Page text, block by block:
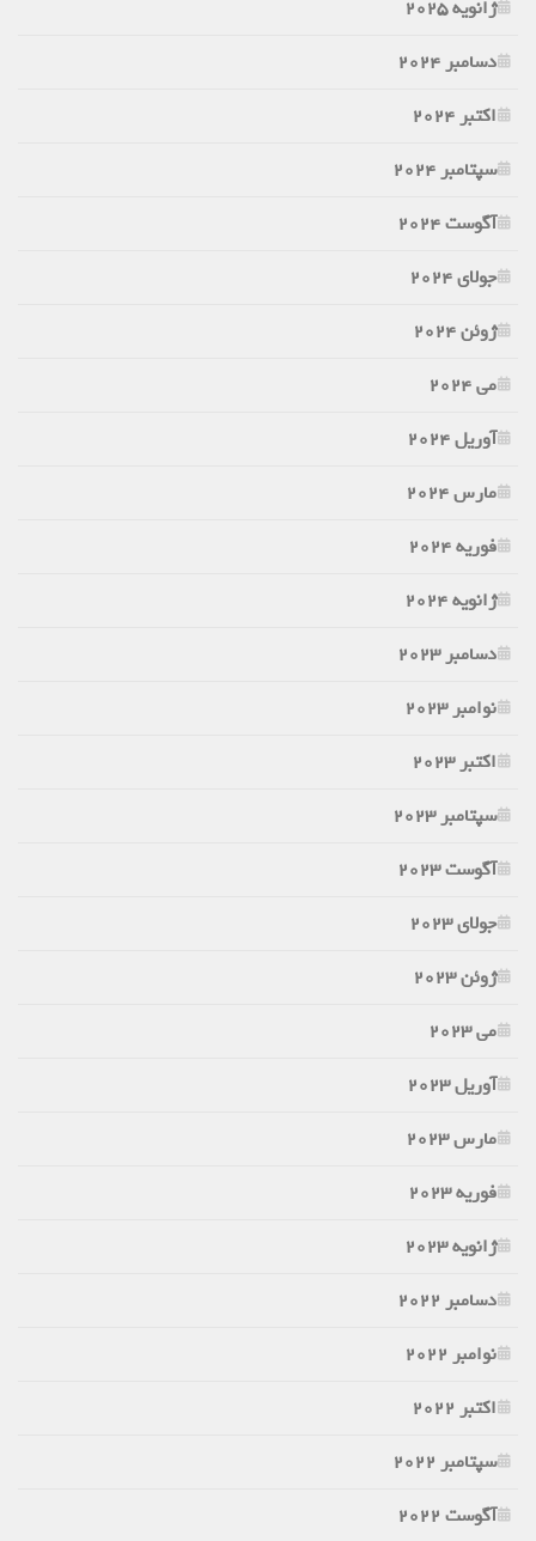
ژانویه 2025
دسامبر 2024
اکتبر 2024
سپتامبر 2024
آگوست 2024
جولای 2024
ژوئن 2024
می 2024
آوریل 2024
مارس 2024
فوریه 2024
ژانویه 2024
دسامبر 2023
نوامبر 2023
اکتبر 2023
سپتامبر 2023
آگوست 2023
جولای 2023
ژوئن 2023
می 2023
آوریل 2023
مارس 2023
فوریه 2023
ژانویه 2023
دسامبر 2022
نوامبر 2022
اکتبر 2022
سپتامبر 2022
آگوست 2022